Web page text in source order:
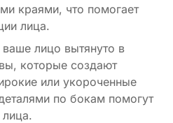
краями, что помогает
лица.
лицо вытянуто в
которые создают
или укороченные
по бокам помогут